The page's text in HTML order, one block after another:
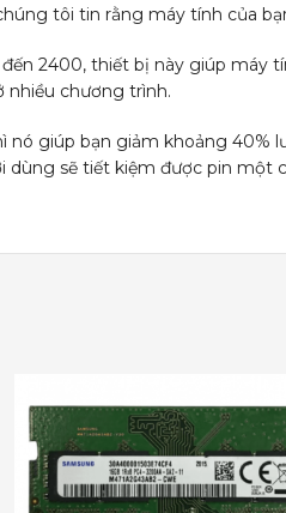
tôi tin rằng máy tính của
2400, thiết bị này giúp máy
chương trình.
nó giúp bạn giảm khoảng
sẽ tiết kiệm được pin một